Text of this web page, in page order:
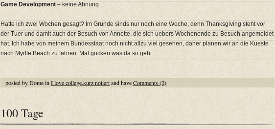
Game Development – keine Ahnung…
Hatte ich zwei Wochen gesagt? Im Grunde sinds nur noch eine Woche, denn Thanksgiving steht vor
der Tuer und damit auch der Besuch von Annette, die sich uebers Wochenende zu Besuch angemeldet
hat. Ich habe von meinem Bundesstaat noch nicht allzu viel gesehen, daher planen wir an die Kueste
nach Myrtle Beach zu fahren. Mal gucken was da so geht…
posted by Dome in I love college,kurz notiertand haveComments (2)
100 Tage